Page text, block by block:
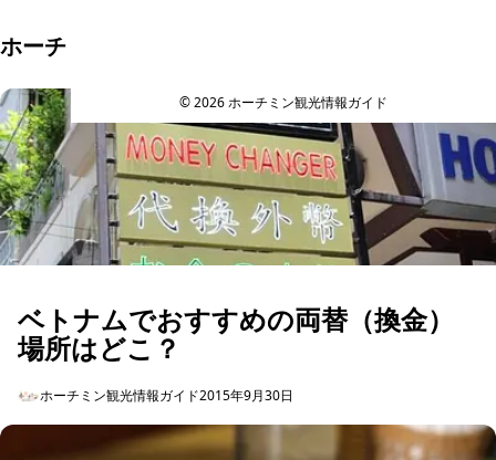
© 2026 ホーチミン観光情報ガイド
ホーチミン・基本情報のおすすめ記事
ベトナムでおすすめの両替（換金）
場所はどこ？
ホーチミン観光情報ガイド2015年9月30日